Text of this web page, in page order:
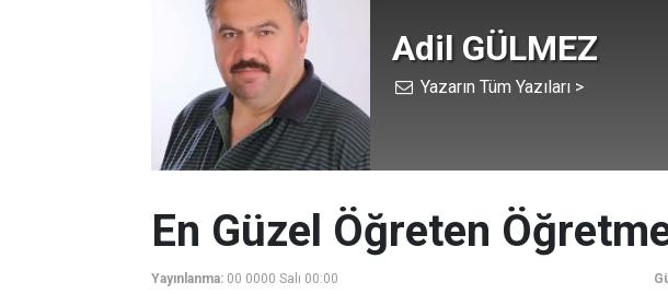
Adil GÜLMEZ
Yazarın Tüm Yazıları >
En Güzel Öğreten
Yayınlanma: 00 0000 Salı 00:00